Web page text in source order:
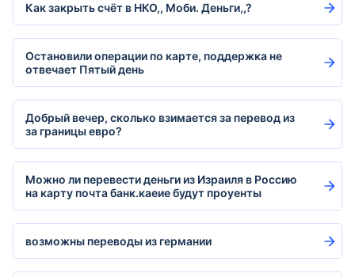
Как закрыть счёт в НКО,, Моби. Деньги,,?
Остановили операции по карте, поддержка не
отвечает Пятый день
Добрый вечер, сколько взимается за перевод из
за границы евро?
Можно ли перевести деньги из Израиля в Россию
на карту почта банк.каеие будут проуенты
возможны переводы из германии